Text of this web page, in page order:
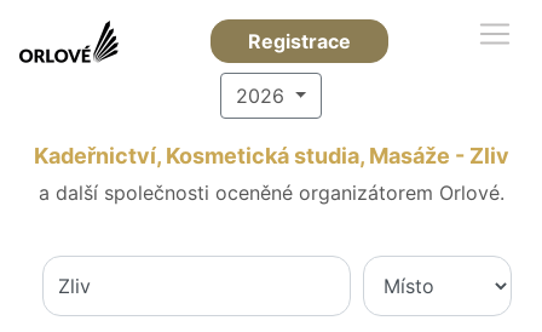
Registrace
2026
Kadeřnictví, Kosmetická studia, Masáže - Zliv
a další společnosti oceněné organizátorem Orlové.